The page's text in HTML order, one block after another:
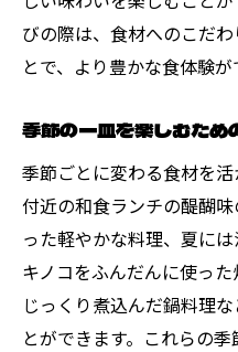
びの際は、食材へのこだ
とで、より豊かな食体験が
季節の一皿を楽しむため
季節ごとに変わる食材を
付近の和食ランチの醍醐
った軽やかな料理、夏に
キノコをふんだんに使っ
じっくり煮込んだ鍋料理
とができます。これらの